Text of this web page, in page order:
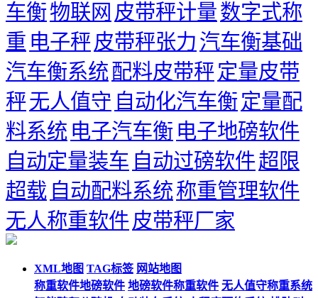
车衡物联网 皮带秤计量数字式称
重 电子秤皮带秤张力 汽车衡基础
汽车衡系统 配料皮带秤定量皮带
秤无人值守 自动化汽车衡 定量配
料系统 电子汽车衡 电子地磅软件
自动定量装车 自动过磅软件超限
超载 自动配料系统称重管理软件
无人称重软件 皮带秤厂家
XML地图 TAG标签 网站地图
称重软件地磅软件 地磅软件称重软件 无人值守称重系统